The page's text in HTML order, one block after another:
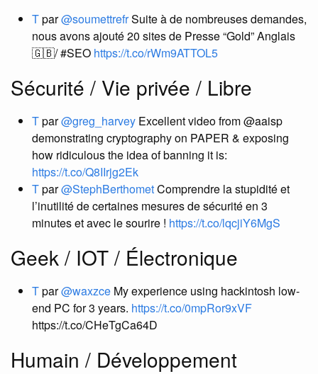
Tpar@soumettrefrSuite à de nombreuses demandes,
nous avons ajouté 20 sites de Presse “Gold” Anglais
🇬🇧/ #SEO https://t.co/rWm9ATTOL5
Sécurité / Vie privée / Libre
Tpar@greg_harvey Excellent video from @aaisp
demonstrating cryptography on PAPER & exposing
how ridiculous the idea of banning it is:
https://t.co/Q8IIrjg2Ek
Tpar@StephBerthometComprendre la stupidité et
l’inutilité de certaines mesures de sécurité en 3
minutes et avec le sourire ! https://t.co/lqcjiY6MgS
Geek / IOT / Électronique
Tpar@waxzce My experience using hackintosh low-
end PC for 3 years. https://t.co/0mpRor9xVF
https://t.co/CHeTgCa64D
Humain / Développement